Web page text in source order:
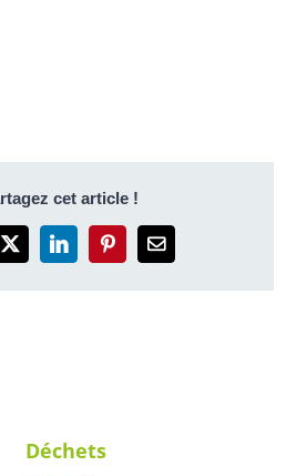
cet article !
X LinkedInPinterestEmail
Déchets